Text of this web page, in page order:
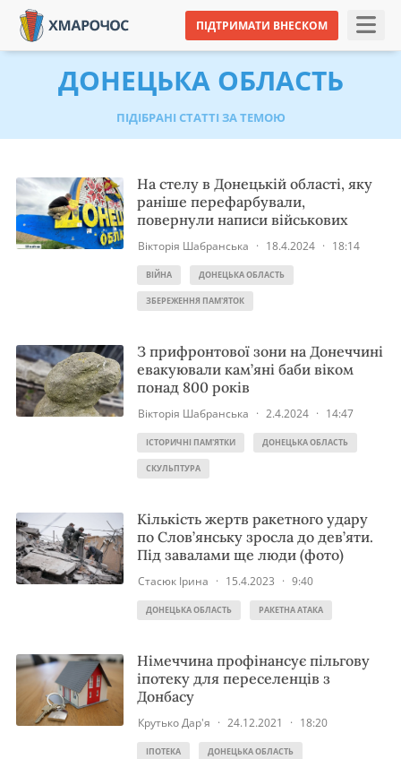
ПІДТРИМАТИ ВНЕСКОМ
ДОНЕЦЬКА ОБЛАСТЬ
ПІДІБРАНІ СТАТТІ ЗА ТЕМОЮ
На стелу в Донецькій області, яку
раніше перефарбували,
повернули написи військових
Вікторія Шабранська · 18.4.2024 · 18:14
ВІЙНА ДОНЕЦЬКА ОБЛАСТЬ
ЗБЕРЕЖЕННЯ ПАМ'ЯТОК
З прифронтової зони на Донеччині
евакуювали кам’яні баби віком
понад 800 років
Вікторія Шабранська · 2.4.2024 · 14:47
ІСТОРИЧНІ ПАМ'ЯТКИ ДОНЕЦЬКА ОБЛАСТЬ
СКУЛЬПТУРА
Кількість жертв ракетного удару
по Слов’янську зросла до дев’яти.
Під завалами ще люди (фото)
Стасюк Ірина · 15.4.2023 · 9:40
ДОНЕЦЬКА ОБЛАСТЬ РАКЕТНА АТАКА
Німеччина профінансує пільгову
іпотеку для переселенців з
Донбасу
Крутько Дар'я · 24.12.2021 · 18:20
ІПОТЕКА ДОНЕЦЬКА ОБЛАСТЬ